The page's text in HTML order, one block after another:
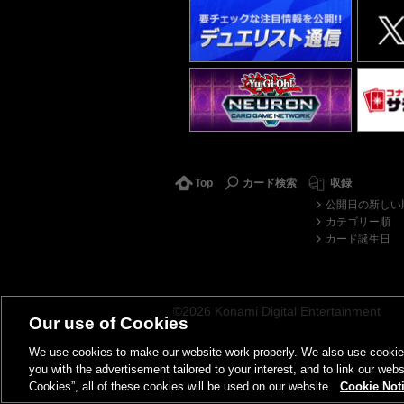
Top カード検索
収録
公開日の新しい
カテゴリー順
カード誕生日
©2026 Konami Digital Entertainment
Our use of Cookies
We use cookies to make our website work properly. We also use
you with the advertisement tailored to your interest, and to link our
Cookies”, all of these cookies will be used on our website.
Cookie